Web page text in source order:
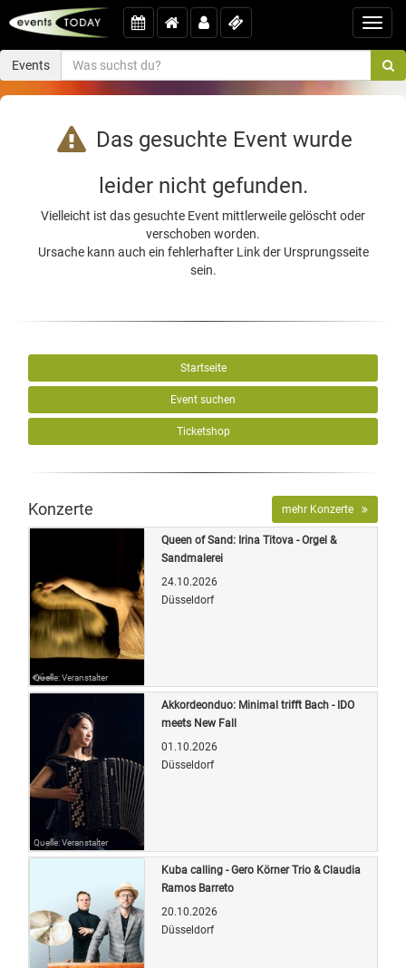
Events
Das gesuchte Event wurde
leider nicht gefunden.
Vielleicht ist das gesuchte Event mittlerweile gelöscht oder
verschoben worden.
Ursache kann auch ein fehlerhafter Link der Ursprungsseite
sein.
Startseite
Event suchen
Ticketshop
Konzerte mehr Konzerte
Quelle: Veranstalter
Queen of Sand: Irina Titova - Orgel &
Sandmalerei
24.10.2026
Düsseldorf
Quelle: Veranstalter
Akkordeonduo: Minimal trifft Bach - IDO
meets New Fall
01.10.2026
Düsseldorf
Kuba calling - Gero Körner Trio & Claudia
Ramos Barreto
20.10.2026
Düsseldorf